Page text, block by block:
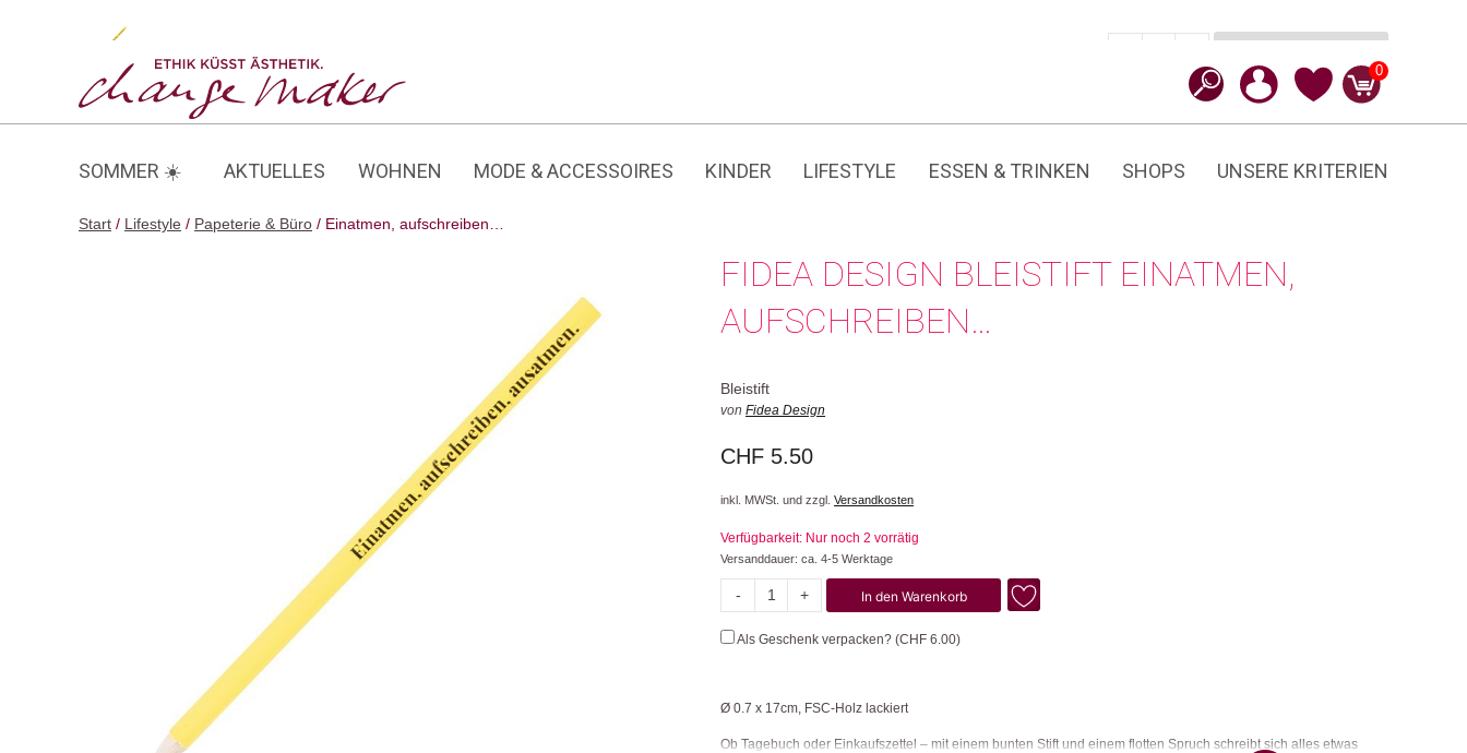
0
SOMMER ☀️ AKTUELLES WOHNEN MODE & ACCESSOIRES KINDER LIFESTYLE ESSEN & TRINKEN SHOPS UNSERE KRITERIEN
Start / Lifestyle / Papeterie & Büro / Einatmen, aufschreiben…
FIDEA DESIGN BLEISTIFT EINATMEN,
AUFSCHREIBEN…
Bleistift
von Fidea Design
CHF 5.50
inkl. MWSt. und zzgl. Versandkosten
Verfügbarkeit: Nur noch 2 vorrätig
Versanddauer: ca. 4-5 Werktage
-
Einatmen,
aufschreiben...
Menge
+ In den Warenkorb
Als Geschenk verpacken? (CHF 6.00)
Ø 0.7 x 17cm, FSC-Holz lackiert
Ob Tagebuch oder Einkaufszettel – mit einem bunten Stift und einem flotten Spruch schreibt sich alles etwas
aufschreiben...